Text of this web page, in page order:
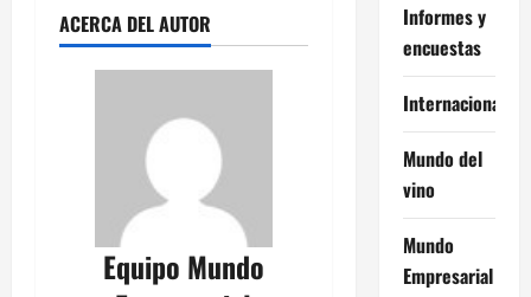
ACERCA DEL AUTOR
Equipo Mundo
Informes y
encuestas
Internacional
Mundo del
vino
Mundo
Empresarial